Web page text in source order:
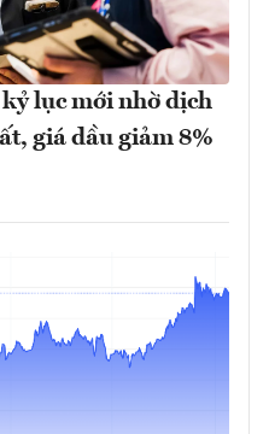
lục mới nhờ dịch
giá dầu giảm 8%